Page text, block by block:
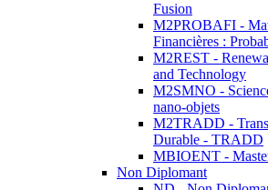
Fusion
M2PROBAFI -
Financières :
M2REST -
and Technology
M2SMNO -
nano-objets
M2TRADD -
Durable - TRADD
MBIOENT -
Non Diplomant